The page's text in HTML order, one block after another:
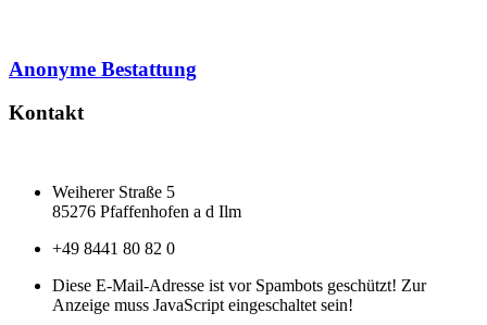
Anonyme Bestattung
Kontakt
Weiherer Straße 5
85276 Pfaffenhofen a d Ilm
+49 8441 80 82 0
Diese E-Mail-Adresse ist vor Spambots geschützt! Zur
Anzeige muss JavaScript eingeschaltet sein!